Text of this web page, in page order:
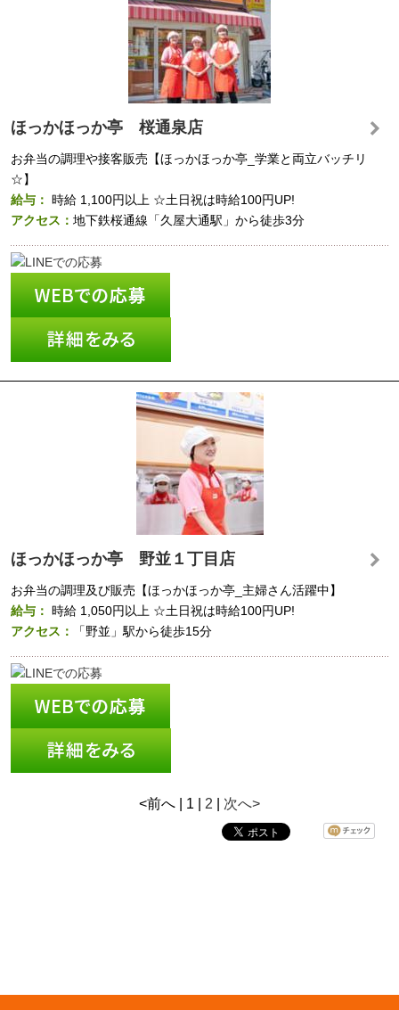
ほっかほっか亭 桜通泉店
お弁当の調理や接客販売【ほっかほっか亭_学業と両立バッチリ
☆】
給与： 時給 1,100円以上 ☆土日祝は時給100円UP!
アクセス： 地下鉄桜通線「久屋大通駅」から徒歩3分
ほっかほっか亭 野並１丁目店
お弁当の調理及び販売【ほっかほっか亭_主婦さん活躍中】
給与： 時給 1,050円以上 ☆土日祝は時給100円UP!
アクセス：
「野並」駅から徒歩15分
<前へ | 1 | 2 次へ>